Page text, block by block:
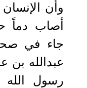
وأن
أصاب دماً
جاء في
عبدالله بن
رسول